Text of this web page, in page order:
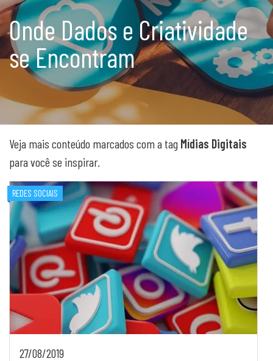
Onde Dados e Criatividade
se Encontram
Veja mais conteúdo marcados com a tag Mídias Digitais
para você se inspirar.
REDES SOCIAIS
27/08/2019